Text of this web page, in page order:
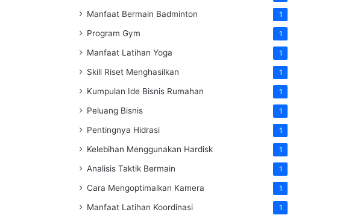
Manfaat Bermain Badminton 1
Program Gym 1
Manfaat Latihan Yoga 1
Skill Riset Menghasilkan 1
Kumpulan Ide Bisnis Rumahan 1
Peluang Bisnis 1
Pentingnya Hidrasi 1
Kelebihan Menggunakan Hardisk 1
Analisis Taktik Bermain 1
Cara Mengoptimalkan Kamera 1
Manfaat Latihan Koordinasi 1